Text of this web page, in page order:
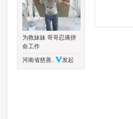
为救妹妹 哥哥忍痛拼
命工作
河南省慈善..
发起